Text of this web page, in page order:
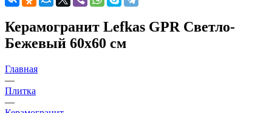
Керамогранит Lefkas GPR Светло-
Бежевый 60х60 см
Главная
—
Плитка
—